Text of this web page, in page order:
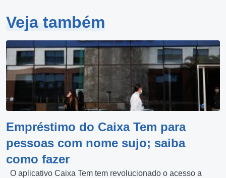
Veja também
Empréstimo do Caixa Tem para
pessoas com nome sujo; saiba
como fazer
O aplicativo Caixa Tem tem revolucionado o acesso a